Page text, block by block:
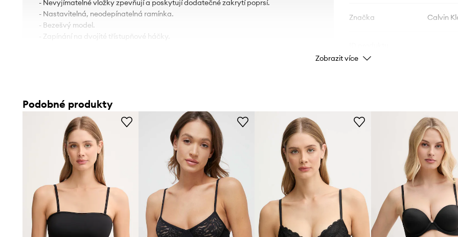
- Nevyjímatelné vložky zpevňují a poskytují dodatečné zakrytí poprsí.
- Nastavitelná, neodepínatelná ramínka.
- Bezešvý model.
- Zapínání na dvojité třístupňové háčky.
Značka Calvin
Zobrazit více
Podobné produkty